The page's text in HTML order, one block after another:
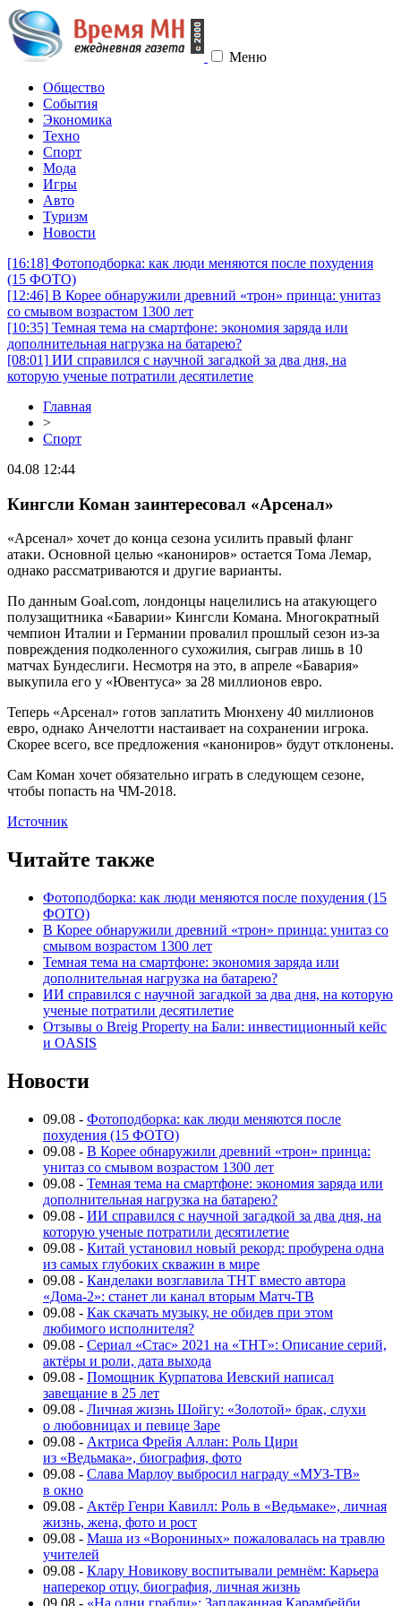
Меню
Общество
События
Экономика
Техно
Спорт
Мода
Игры
Авто
Туризм
Новости
[16:18] Фотоподборка: как люди меняются после похудения
(15 ФОТО)
[12:46] В Корее обнаружили древний «трон» принца: унитаз
со смывом возрастом 1300 лет
[10:35] Темная тема на смартфоне: экономия заряда или
дополнительная нагрузка на батарею?
[08:01] ИИ справился с научной загадкой за два дня, на
которую ученые потратили десятилетие
Главная
>
Спорт
04.08 12:44
Кингсли Коман заинтересовал «Арсенал»
«Арсенал» хочет до конца сезона усилить правый фланг
атаки. Основной целью «канониров» остается Тома Лемар,
однако рассматриваются и другие варианты.
По данным Goal.com, лондонцы нацелились на атакующего
полузащитника «Баварии» Кингсли Комана. Многократный
чемпион Италии и Германии провалил прошлый сезон из-за
повреждения подколенного сухожилия, сыграв лишь в 10
матчах Бундеслиги. Несмотря на это, в апреле «Бавария»
выкупила его у «Ювентуса» за 28 миллионов евро.
Теперь «Арсенал» готов заплатить Мюнхену 40 миллионов
евро, однако Анчелотти настаивает на сохранении игрока.
Скорее всего, все предложения «канониров» будут отклонены.
Сам Коман хочет обязательно играть в следующем сезоне,
чтобы попасть на ЧМ-2018.
Источник
Читайте также
Фотоподборка: как люди меняются после похудения (15
ФОТО)
В Корее обнаружили древний «трон» принца: унитаз со
смывом возрастом 1300 лет
Темная тема на смартфоне: экономия заряда или
дополнительная нагрузка на батарею?
ИИ справился с научной загадкой за два дня, на которую
ученые потратили десятилетие
Отзывы о Breig Property на Бали: инвестиционный кейс
и OASIS
Новости
09.08 - Фотоподборка: как люди меняются после
похудения (15 ФОТО)
09.08 - В Корее обнаружили древний «трон» принца:
унитаз со смывом возрастом 1300 лет
09.08 - Темная тема на смартфоне: экономия заряда или
дополнительная нагрузка на батарею?
09.08 - ИИ справился с научной загадкой за два дня, на
которую ученые потратили десятилетие
09.08 - Китай установил новый рекорд: пробурена одна
из самых глубоких скважин в мире
09.08 - Канделаки возглавила ТНТ вместо автора
«Дома-2»: станет ли канал вторым Матч-ТВ
09.08 - Как скачать музыку, не обидев при этом
любимого исполнителя?
09.08 - Сериал «Стас» 2021 на «ТНТ»: Описание серий,
актёры и роли, дата выхода
09.08 - Помощник Курпатова Иевский написал
завещание в 25 лет
09.08 - Личная жизнь Шойгу: «Золотой» брак, слухи
о любовницах и певице Заре
09.08 - Актриса Фрейя Аллан: Роль Цири
из «Ведьмака», биография, фото
09.08 - Слава Марлоу выбросил награду «МУЗ-ТВ»
в окно
09.08 - Актёр Генри Кавилл: Роль в «Ведьмаке», личная
жизнь, жена, фото и рост
09.08 - Маша из «Ворониных» пожаловалась на травлю
учителей
09.08 - Клару Новикову воспитывали ремнём: Карьера
наперекор отцу, биография, личная жизнь
09.08 - «На одни грабли»: Заплаканная Карамбейби